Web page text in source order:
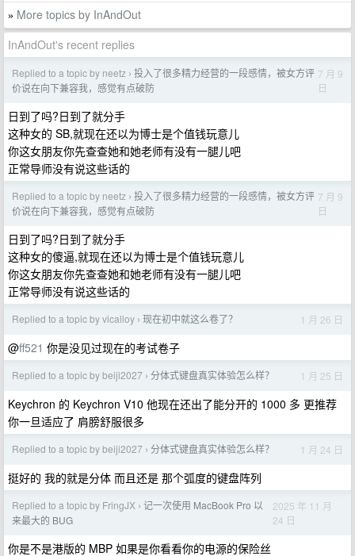
» More topics by InAndOut
InAndOut's recent replies
Replied to a topic by neetz › 投入了很多精力经营的一段感情，被女方评
价说在向下兼容我，感觉有点破防
7 月 9
日
日到了吗?日到了就分手
这种女的 SB,就现在还以为博士是个值钱玩意儿
你这女朋友你先查查她和她老师有没有一腿儿吧
正常导师没有说这些话的
Replied to a topic by neetz › 投入了很多精力经营的一段感情，被女方评
价说在向下兼容我，感觉有点破防
7 月 9
日
日到了吗?日到了就分手
这种女的傻逼,就现在还以为博士是个值钱玩意儿
你这女朋友你先查查她和她老师有没有一腿儿吧
正常导师没有说这些话的
Replied to a topic by vicalloy › 现在初中就这么卷了？ 1 月 26 日
@ff521 你是没见过现在的考试卷子
Replied to a topic by beiji2027 › 分体式键盘真实体验怎么样？ 1 月 25 日
Keychron 的 Keychron V10 他现在还出了能分开的 1000 多 更推荐
你一旦适应了 肩膀舒服很多
Replied to a topic by beiji2027 › 分体式键盘真实体验怎么样？ 1 月 24 日
挺好的 我的就是分体 而且还是 那个弧度的键盘阵列
Replied to a topic by FringJX › 记一次使用 MacBook Pro 以
来最大的 BUG
2025 年 11 月
24 日
你是不是港版的 MBP 如果是你看看你的电源的保险丝